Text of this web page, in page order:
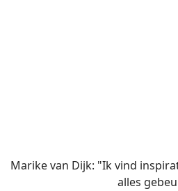
Marike van Dijk: "Ik vind
alles